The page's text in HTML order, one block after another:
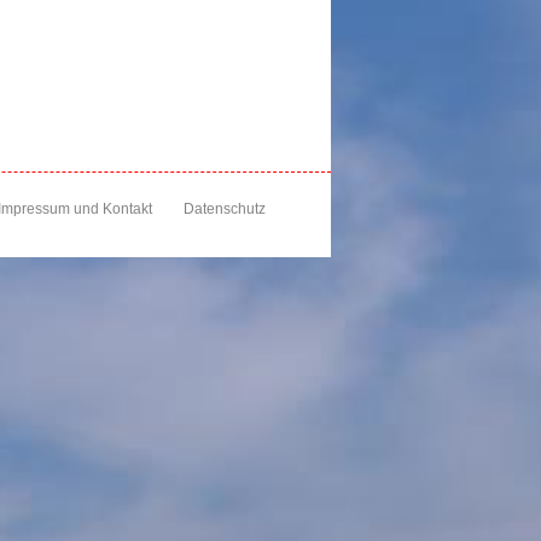
und Kontakt Datenschutz